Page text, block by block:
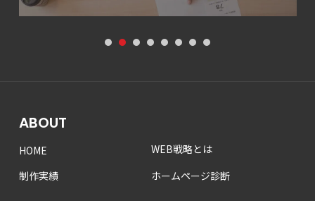
1 2 3 4 5 6 7 8
ABOUT
HOME
WEB戦略とは
制作実績
ホームページ診断